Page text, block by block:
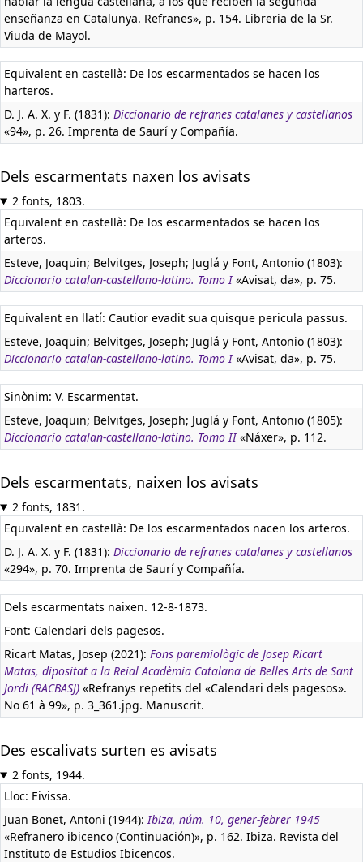
enseñanza en Catalunya. Refranes», p. 154. Libreria de la Sr.
Viuda de Mayol.
Equivalent en castellà: De los escarmentados se hacen los
harteros.
D. J. A. X. y F. (1831): Diccionario de refranes catalanes y castellanos
«94», p. 26. Imprenta de Saurí y Compañía.
Dels escarmentats naxen los avisats
2 fonts, 1803.
Equivalent en castellà: De los escarmentados se hacen los
arteros.
Esteve, Joaquin; Belvitges, Joseph; Juglá y Font, Antonio (1803):
Diccionario catalan-castellano-latino. Tomo I«Avisat, da», p. 75.
Equivalent en llatí: Cautior evadit sua quisque pericula passus.
Esteve, Joaquin; Belvitges, Joseph; Juglá y Font, Antonio (1803):
Diccionario catalan-castellano-latino. Tomo I«Avisat, da», p. 75.
Sinònim: V. Escarmentat.
Esteve, Joaquin; Belvitges, Joseph; Juglá y Font, Antonio (1805):
Diccionario catalan-castellano-latino. Tomo II«Náxer», p. 112.
Dels escarmentats, naixen los avisats
2 fonts, 1831.
Equivalent en castellà: De los escarmentados nacen los arteros.
D. J. A. X. y F. (1831): Diccionario de refranes catalanes y castellanos
«294», p. 70. Imprenta de Saurí y Compañía.
Dels escarmentats naixen. 12-8-1873.
Font: Calendari dels pagesos.
Ricart Matas, Josep (2021): Fons paremiològic de Josep Ricart
Matas, dipositat a la Reial Acadèmia Catalana de Belles Arts de Sant
Jordi (RACBASJ) «Refranys repetits del «Calendari dels pagesos».
No 61 à 99», p. 3_361.jpg. Manuscrit.
Des escalivats surten es avisats
2 fonts, 1944.
Lloc: Eivissa.
Juan Bonet, Antoni (1944):Ibiza, núm. 10, gener-febrer 1945
«Refranero ibicenco (Continuación)», p. 162. Ibiza. Revista del
Instituto de Estudios Ibicencos.